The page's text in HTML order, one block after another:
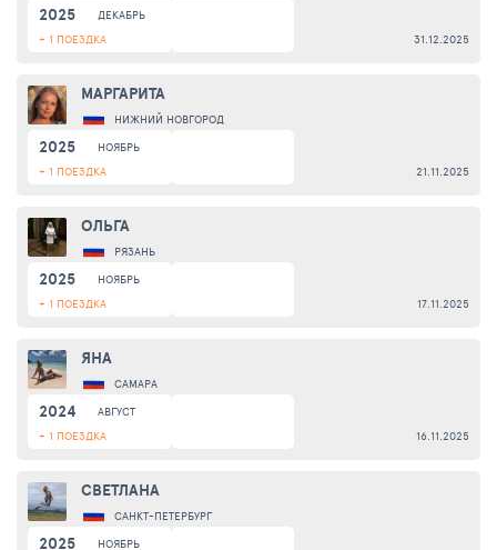
2025
ДЕКАБРЬ
+ 1 ПОЕЗДКА
31.12.2025
МАРГАРИТА
НИЖНИЙ НОВГОРОД
2025
НОЯБРЬ
+ 1 ПОЕЗДКА
21.11.2025
ОЛЬГА
РЯЗАНЬ
2025
НОЯБРЬ
+ 1 ПОЕЗДКА
17.11.2025
ЯНА
САМАРА
2024
АВГУСТ
+ 1 ПОЕЗДКА
16.11.2025
СВЕТЛАНА
САНКТ-ПЕТЕРБУРГ
2025
НОЯБРЬ